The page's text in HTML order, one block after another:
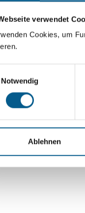
verwendet
Cookies, um
Notwendig
Ablehnen
werden.